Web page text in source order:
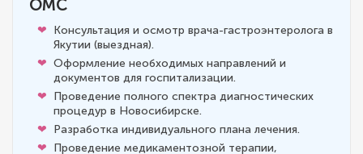
ОМС
Консультация и осмотр врача-гастроэнтеролога в
Якутии (выездная).
Оформление необходимых направлений и
документов для госпитализации.
Проведение полного спектра диагностических
процедур в Новосибирске.
Разработка индивидуального плана лечения.
Проведение медикаментозной терапии,